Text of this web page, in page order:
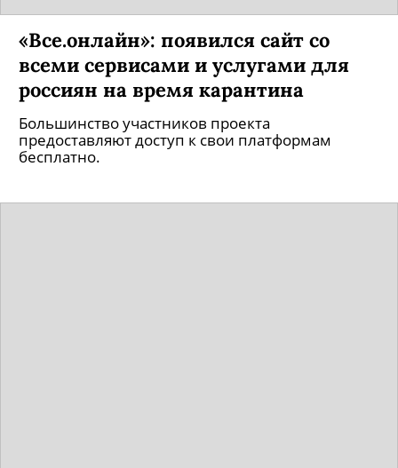
«Все.онлайн»: появился сайт со
всеми сервисами и услугами для
россиян на время карантина
Большинство участников проекта
предоставляют доступ к свои платформам
бесплатно.